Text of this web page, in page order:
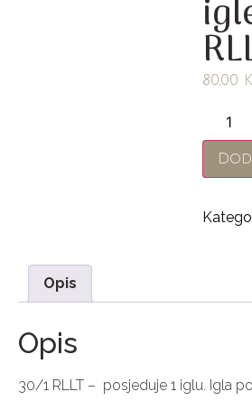
80,00
Opis
Opis
30/1 RLLT – posjeduje 1 iglu. Igla